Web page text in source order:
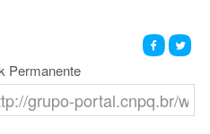
Permanente